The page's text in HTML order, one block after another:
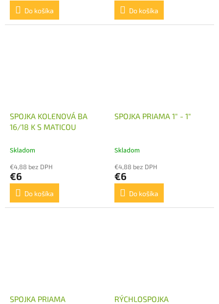
Do košíka Do košíka
SPOJKA KOLENOVÁ BA
16/18 K S MATICOU
Skladom
€4,88 bez DPH
€6
Do košíka
SPOJKA PRIAMA 1" - 1"
Skladom
€4,88 bez DPH
€6
Do košíka
SPOJKA PRIAMA
RÝCHLOSPOJKA